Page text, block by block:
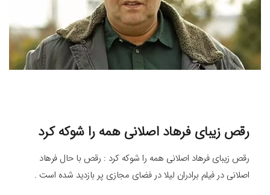
رقص زیبای فرهاد اصلانی همه را شوکه کرد
رقص زیبای فرهاد اصلانی همه را شوکه کرد : رقص با حال فرهاد
اصلانی در فیلم برادران لیلا در فضای مجازی پر بازدید شده است .